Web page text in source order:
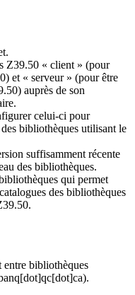
Z39.50 « client » (pour
et « serveur » (pour être
auprès de son
celui-ci pour
bibliothèques utilisant le
suffisamment récente
des bibliothèques.
qui permet
des bibliothèques
entre bibliothèques
.